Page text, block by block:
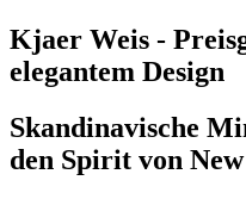
Kjaer Weis -
elegantem Design
Skandinavische
den Spirit von